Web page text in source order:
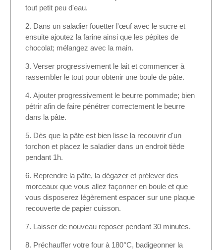
tout petit peu d'eau.
Dans un saladier fouetter l'œuf avec le sucre et
ensuite ajoutez la farine ainsi que les pépites de
chocolat; mélangez avec la main.
Verser progressivement le lait et commencer à
rassembler le tout pour obtenir une boule de pâte.
Ajouter progressivement le beurre pommade; bien
pétrir afin de faire pénétrer correctement le beurre
dans la pâte.
Dès que la pâte est bien lisse la recouvrir d'un
torchon et placez le saladier dans un endroit tiède
pendant 1h.
Reprendre la pâte, la dégazer et prélever des
morceaux que vous allez façonner en boule et que
vous disposerez légèrement espacer sur une plaque
recouverte de papier cuisson.
Laisser de nouveau reposer pendant 30 minutes.
Préchauffer votre four à 180°C, badigeonner la